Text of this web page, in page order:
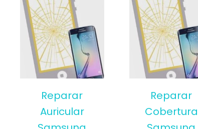
Reparar
Auricular
Reparar
Cobertura